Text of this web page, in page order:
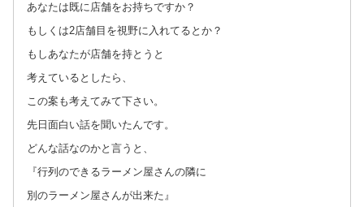
あなたは既に店舗をお持ちですか？
もしくは2店舗目を視野に入れてるとか？
もしあなたが店舗を持とうと
考えているとしたら、
この案も考えてみて下さい。
先日面白い話を聞いたんです。
どんな話なのかと言うと、
『行列のできるラーメン屋さんの隣に
別のラーメン屋さんが出来た』